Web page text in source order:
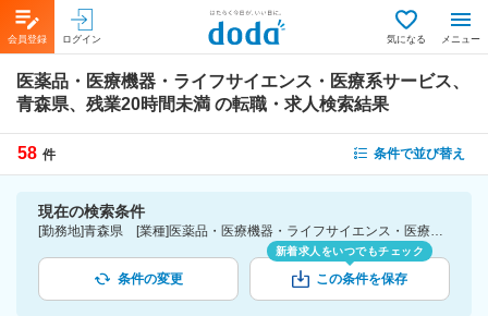
会員登録 ログイン 気になる メニュー
医薬品・医療機器・ライフサイエンス・医療系サービス、
青森県、残業20時間未満 の転職・求人検索結果
58 件 条件で並び替え
現在の検索条件
[勤務地]青森県 [業種]医薬品・医療機器・ライフサイエンス・医療系サービス [詳細条件](休日・働き方)残業20時間未満
条件の変更
新着求人をいつでもチェック
この条件を保存